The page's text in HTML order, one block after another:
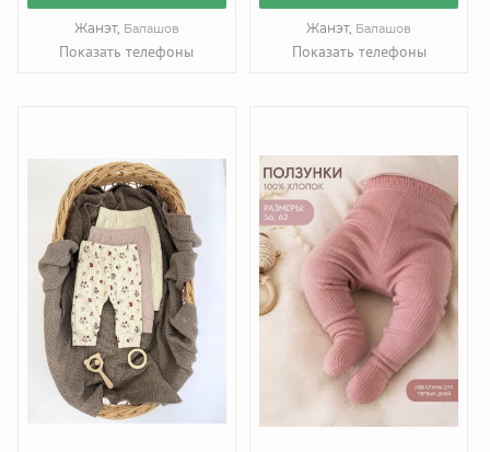
Жанэт, Балашов
Показать телефоны
Жанэт, Балашов
Показать телефоны